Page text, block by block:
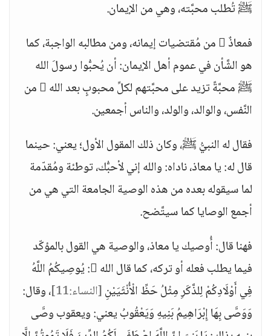
ﷺ تُطلب محبَّته، وهي من الإيمان.
فمعاذٌ  من مُقتضيات إيمانه، ومن مطالبه الواجبة، كما
هو الشَّأن في عموم أهل الإيمان: أن يُحبُّوا رسولَ الله
ﷺ محبَّةً تزيد على محبَّتهم لكلِّ محبوبٍ بعد الله  من
النَّفس، والوالد، والولد، والناس أجمعين.
فقال له النبيُّ ﷺ، وكان ذلك المقول الأول؛ يعني: حينما
قال له: يا معاذ، ناداه: والله إني لأحبُّك، توطئة ومُقدّمة
لما سيقوله بعده من هذه الوصية الجامعة التي هي من
أجمع الوصايا كما سيتَّضح.
فهنا قال: أُوصيك يا معاذ، والوصية هي القول بالمؤكّد
فيما يطلب فعله أو تركه، كما قال الله : يُوصِيكُمُ اللَّهُ
فِي أَوْلَادِكُمْ لِلذَّكَرِ مِثْلُ حَظِّ الْأُنْثَيَيْنِ[النساء:11]
، وقال:
وَوَصَّى بِهَا إِبْرَاهِيمُ بَنِيهِ وَيَعْقُوبُ يعني: ويعقوب وصَّى